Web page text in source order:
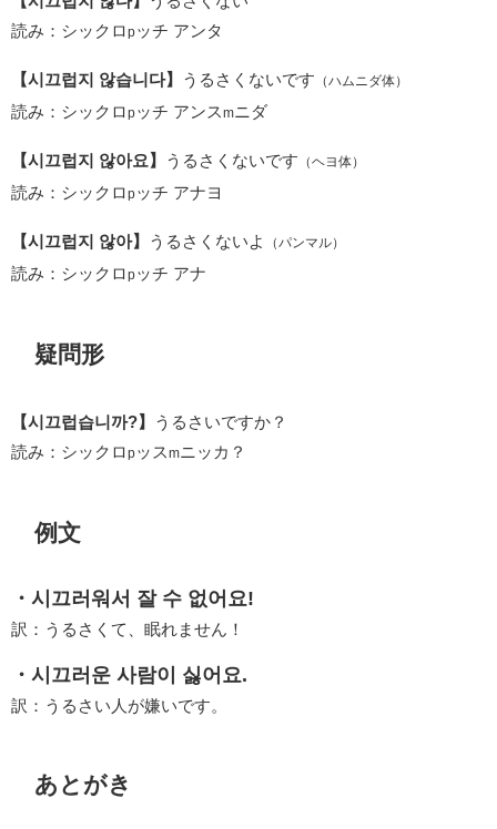
読み：シックロpッチ アンタ
【시끄럽지 않습니다】 うるさくないです （ハムニダ体）
読み：シックロpッチ アンスmニダ
【시끄럽지 않아요】 うるさくないです （ヘヨ体）
読み：シックロpッチ アナヨ
【시끄럽지 않아】 うるさくないよ （パンマル）
読み：シックロpッチ アナ
疑問形
【시끄럽습니까?】
うるさいですか？
読み：シックロpッス m ニッカ？
例文
・시끄러워서 잘 수 없어요!
訳：うるさくて、眠れません！
・시끄러운 사람이 싫어요.
訳：うるさい人が嫌いです。
あとがき